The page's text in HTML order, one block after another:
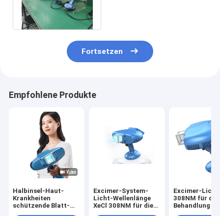
Fortsetzen
Empfohlene Produkte
Halbinsel-Haut-
Krankheiten
schützende Blatt-
Excimer-System-
Licht-Wellenlänge
XeCl 308NM für die
Excimer-Licht
308NM für die
Behandlung